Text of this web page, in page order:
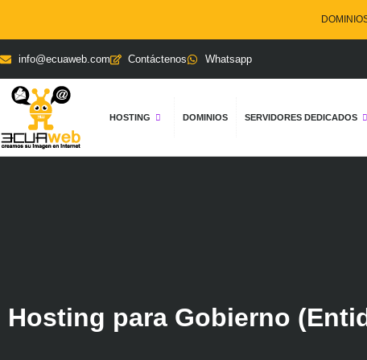
info@ecuaweb.com Contáctenos Whatsapp
HOSTING DOMINIOS SERVIDORES DEDICADOS
Hosting para Gobierno